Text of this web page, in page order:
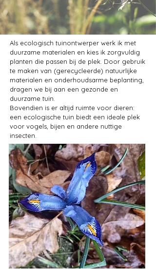
Als ecologisch tuinontwerper werk ik met
duurzame materialen en kies ik zorgvuldig
planten die passen bij de plek. Door gebruik
te maken van (gerecycleerde) natuurlijke
materialen en onderhoudsarme beplanting,
dragen we bij aan een gezonde en
duurzame tuin.
Bovendien is er altijd ruimte voor dieren:
een ecologische tuin biedt een ideale plek
voor vogels, bijen en andere nuttige
insecten.